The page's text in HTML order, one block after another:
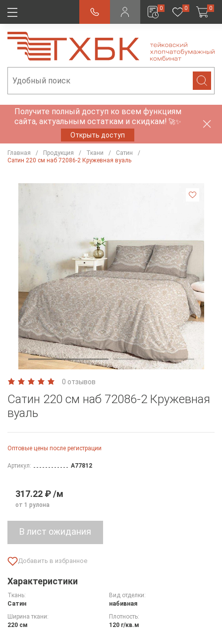
0 0 0
Получите полный доступ ко всем функциям
сайта, актуальным остаткам и скидкам! 🚀✨
Открыть доступ
Главная Продукция Ткани
Сатин
Сатин 220 см наб 72086-2 Кружевная вуаль
0 отзывов
Сатин 220 см наб 72086-2 Кружевная
вуаль
Оптовые цены после регистрации
Артикул: A77812
317.22 ₽ /м
от 1 рулона
Характеристики
Ткань:
Сатин
Вид отделки:
набивная
Ширина ткани:
220 см
Плотность:
120 г/кв.м